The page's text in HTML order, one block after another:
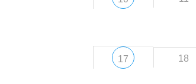
17 18